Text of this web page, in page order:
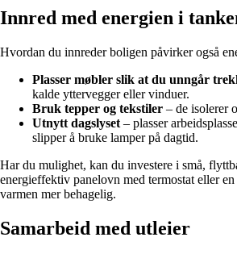
Innred med energien i
Hvordan du innreder boligen påvirker også
Plasser møbler slik at du unngår
kalde yttervegger eller vinduer.
Bruk tepper og tekstiler – de isolerer
Utnytt dagslyset – plasser
slipper å bruke lamper på dagtid.
Har du mulighet, kan du investere i små,
energieffektiv panelovn med termostat eller
varmen mer behagelig.
Samarbeid med utleier